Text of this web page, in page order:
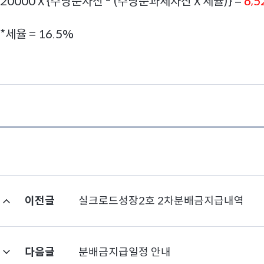
*세율 = 16.5%
이전글 실크로드성장2호 2차분배금지급내역
다음글 분배금지급일정 안내